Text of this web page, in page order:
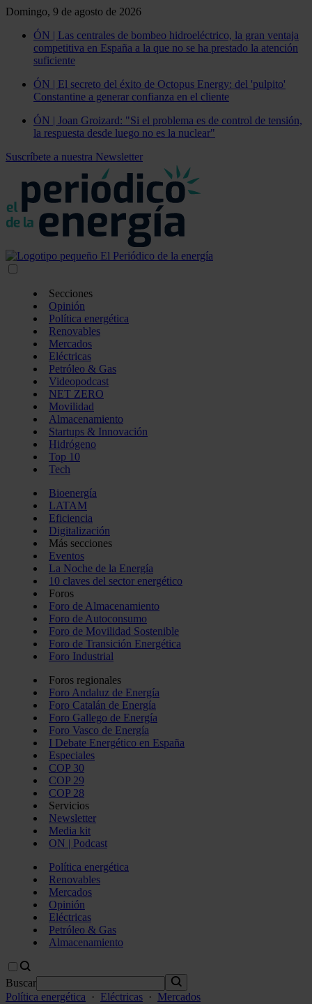
Domingo, 9 de agosto de 2026
ÓN | Las centrales de bombeo hidroeléctrico, la gran ventaja
competitiva en España a la que no se ha prestado la atención
suficiente
ÓN | El secreto del éxito de Octopus Energy: del 'pulpito'
Constantine a generar confianza en el cliente
ÓN | Joan Groizard: "Si el problema es de control de tensión,
la respuesta desde luego no es la nuclear"
Suscríbete a nuestra Newsletter
Secciones
Opinión
Política energética
Renovables
Mercados
Eléctricas
Petróleo & Gas
Videopodcast
NET ZERO
Movilidad
Almacenamiento
Startups & Innovación
Hidrógeno
Top 10
Tech
Bioenergía
LATAM
Eficiencia
Digitalización
Más secciones
Eventos
La Noche de la Energía
10 claves del sector energético
Foros
Foro de Almacenamiento
Foro de Autoconsumo
Foro de Movilidad Sostenible
Foro de Transición Energética
Foro Industrial
Foros regionales
Foro Andaluz de Energía
Foro Catalán de Energía
Foro Gallego de Energía
Foro Vasco de Energía
I Debate Energético en España
Especiales
COP 30
COP 29
COP 28
Servicios
Newsletter
Media kit
ON | Podcast
Política energética
Renovables
Mercados
Opinión
Eléctricas
Petróleo & Gas
Almacenamiento
Buscar
Política energética
· Eléctricas · Mercados